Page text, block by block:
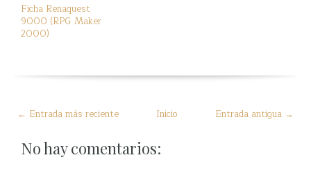
Ficha Renaquest
9000 (RPG Maker
2000)
← Entrada más reciente Entrada antigua →
Inicio
No hay comentarios: